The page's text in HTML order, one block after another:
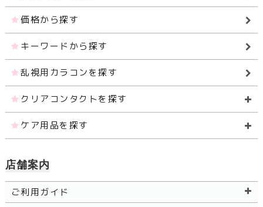
価格から探す
キーワードから探す
乱視用カラコンを探す
クリアコンタクトを探す
ケア用品を探す
店舗案内
ご利用ガイド